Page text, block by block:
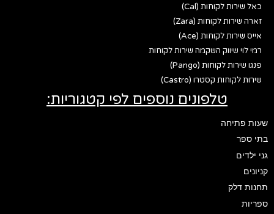
כאל שירות לקוחות (Cal)
זארה שירות לקוחות (Zara)
אייס שירות לקוחות (Ace)
רמי לוי שיווק השקמה שירות לקוחות
פנגו שירות לקוחות (Pango)
שירות לקוחות קסטרו (Castro)
טלפונים נוספים לפי קטגוריות:
שעות פתיחה
בתי ספר
גני ילדים
קניונים
תחנות דלק
ספריות